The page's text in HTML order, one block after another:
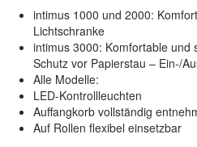
intimus 1000 und 2000:
Lichtschranke
intimus 3000: Komfortable und
Schutz vor Papierstau – Ein-/
Alle Modelle:
LED-Kontrollleuchten
Auffangkorb vollständig
Auf Rollen flexibel einsetzbar